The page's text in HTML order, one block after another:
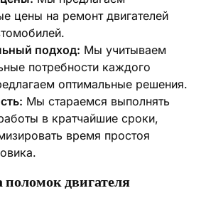
цены на ремонт двигателей
подход: Мы учитываем
потребности каждого
оптимальные решения.
Мы стараемся выполнять
в кратчайшие сроки,
время простоя
двигателя